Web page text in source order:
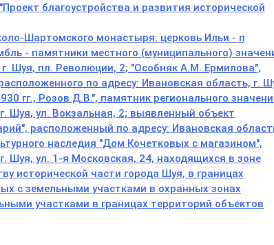
благоустройства и развития исторической
Шартомского монастыря: церковь Ильи - п
- памятники местного (муниципального)
Шуя, пл. Революции, 2; "Особняк А.М. Ермилова",
по адресу: Ивановская область, г.
гг., Розов Д.В.", памятник регионального
Шуя, ул. Вокзальная, 2; выявленный объект
расположенный по адресу: Ивановская
наследия "Дом Кочетковых с магазином",
Шуя, ул. 1-я Московская, 24, находящихся в зоне
исторической части города Шуя, в границах
с земельными участками в охранных зонах
участками в границах территорий объектов